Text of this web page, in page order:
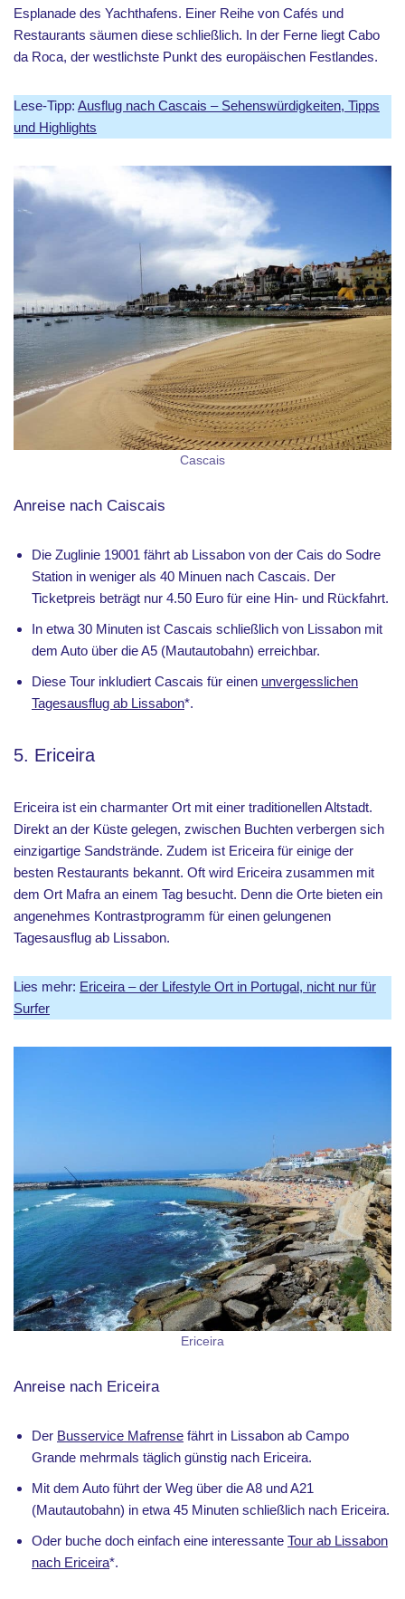
Esplanade des Yachthafens. Einer Reihe von Cafés und
Restaurants säumen diese schließlich. In der Ferne liegt Cabo
da Roca, der westlichste Punkt des europäischen Festlandes.
Lese-Tipp: Ausflug nach Cascais – Sehenswürdigkeiten, Tipps
und Highlights
Cascais
Anreise nach Caiscais
Die Zuglinie 19001 fährt ab Lissabon von der Cais do Sodre
Station in weniger als 40 Minuen nach Cascais. Der
Ticketpreis beträgt nur 4.50 Euro für eine Hin- und Rückfahrt.
In etwa 30 Minuten ist Cascais schließlich von Lissabon mit
dem Auto über die A5 (Mautautobahn) erreichbar.
Diese Tour inkludiert Cascais für einen unvergesslichen
Tagesausflug ab Lissabon*.
5. Ericeira
Ericeira ist ein charmanter Ort mit einer traditionellen Altstadt.
Direkt an der Küste gelegen, zwischen Buchten verbergen sich
einzigartige Sandstrände. Zudem ist Ericeira für einige der
besten Restaurants bekannt. Oft wird Ericeira zusammen mit
dem Ort Mafra an einem Tag besucht. Denn die Orte bieten ein
angenehmes Kontrastprogramm für einen gelungenen
Tagesausflug ab Lissabon.
Lies mehr: Ericeira – der Lifestyle Ort in Portugal, nicht nur für
Surfer
Ericeira
Anreise nach Ericeira
Der Busservice Mafrense fährt in Lissabon ab Campo
Grande mehrmals täglich günstig nach Ericeira.
Mit dem Auto führt der Weg über die A8 und A21
(Mautautobahn) in etwa 45 Minuten schließlich nach Ericeira.
Oder buche doch einfach eine interessante Tour ab Lissabon
nach Ericeira*.